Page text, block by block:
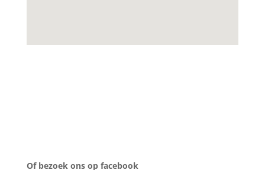
Of bezoek ons op facebook